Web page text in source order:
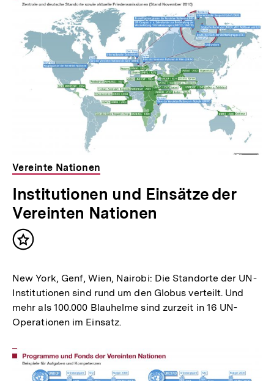
Vereinte Nationen
Institutionen und Einsätze der
Vereinten Nationen
Inhalt
New York, Genf, Wien, Nairobi: Die Standorte der UN-
Institutionen sind rund um den Globus verteilt. Und
mehr als 100.000 Blauhelme sind zurzeit in 16 UN-
Operationen im Einsatz.